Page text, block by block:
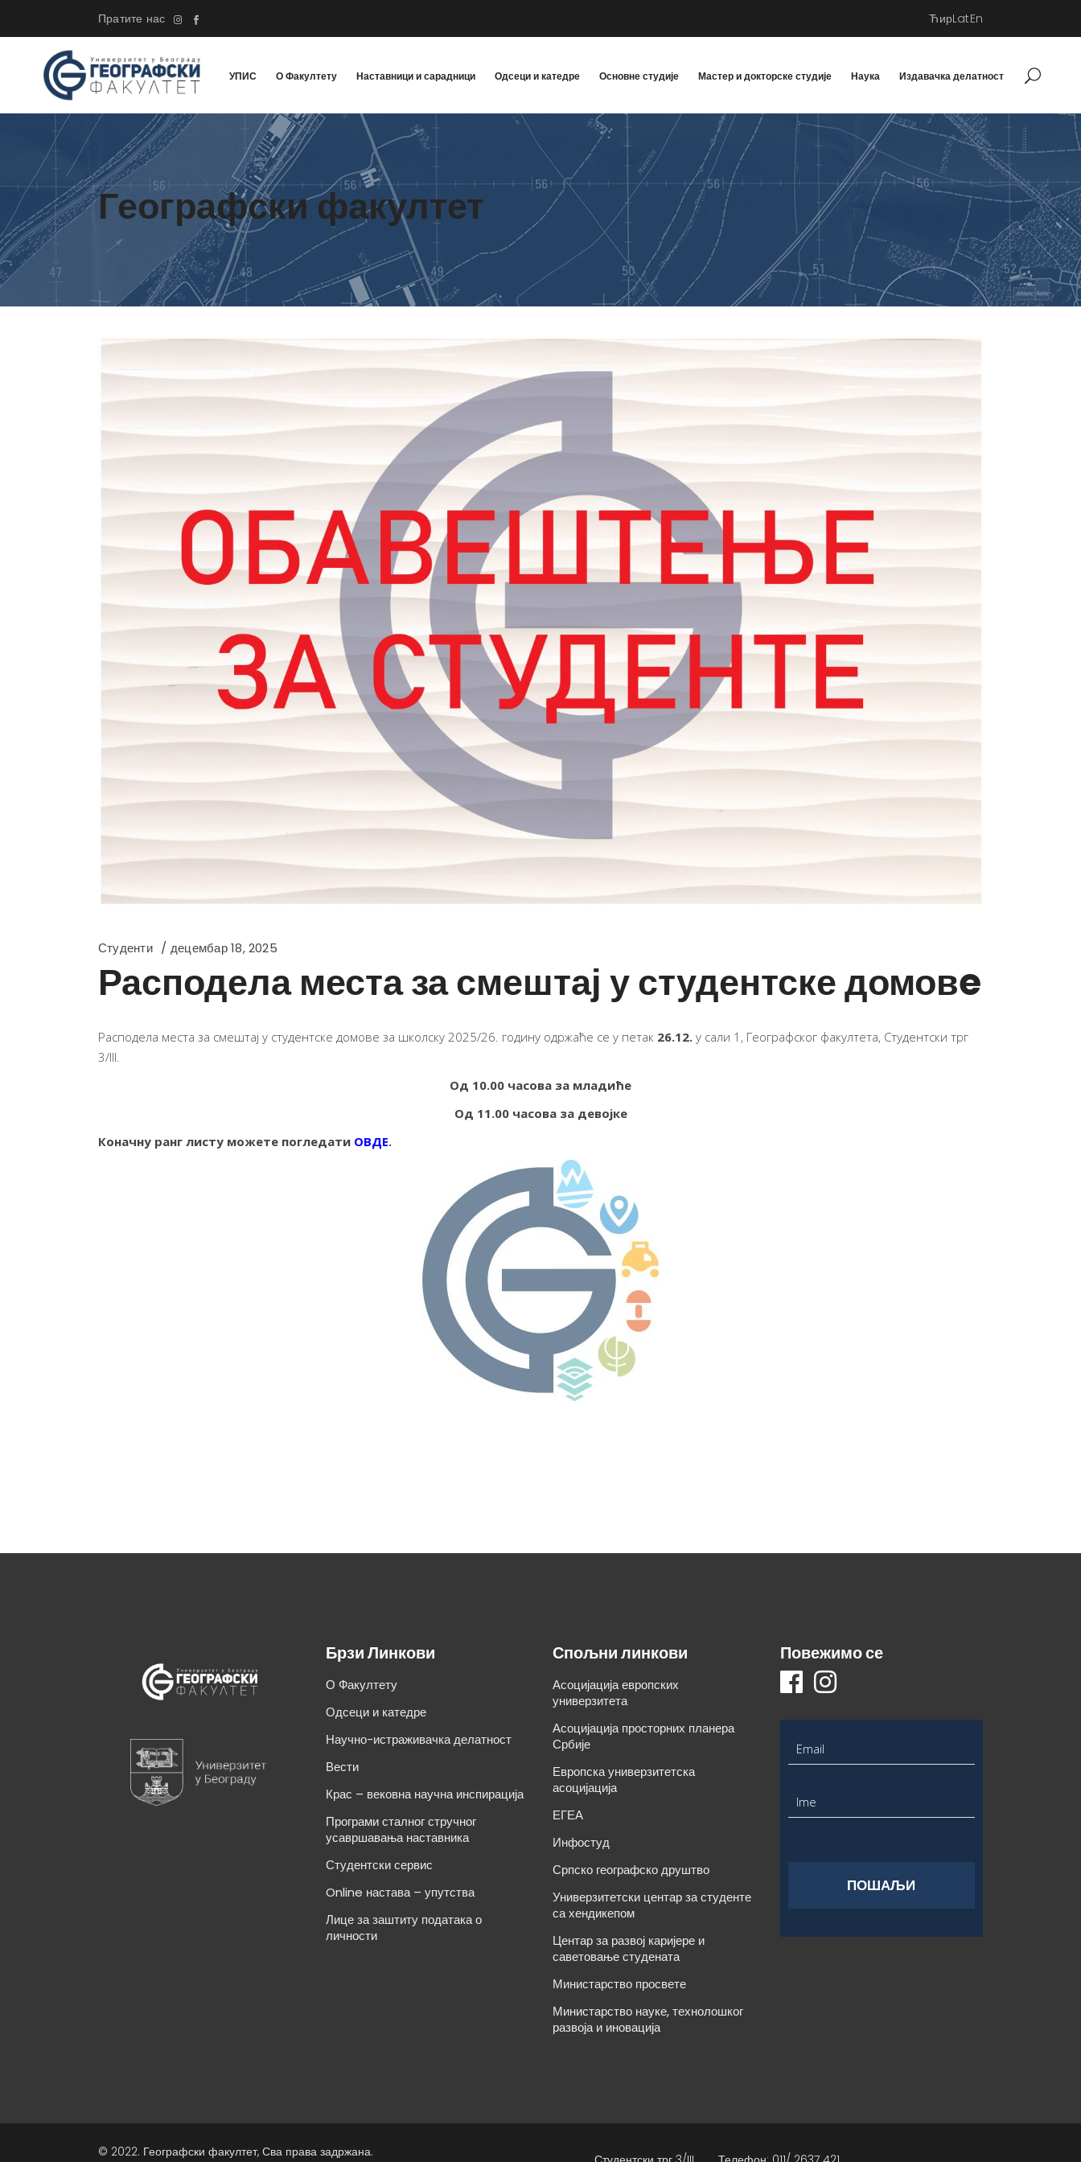
Пратите нас ЋирLatEn
УПИС О Факултету Наставници и сарадници Одсеци и катедре Основне студије Мастер и докторске студије Наука Издавачка делатност
Географски факултет
Студенти децембар 18, 2025
Расподела места за смештај у студентске домовe
Расподела места за смештај у студентске домовe за школску 2025/26. годину одржаће се у петак 26.12. у сали 1, Географског факултета, Студентски трг
3/III.
Од 10.00 часова за младиће
Од 11.00 часова за девојке
Коначну ранг листу можете погледати ОВДЕ.
Брзи Линкови
О Факултету
Одсеци и катедре
Научно-истраживачка делатност
Вести
Крас – вековна научна инспирација
Програми сталног стручног
усавршавања наставника
Студентски сервис
Online настава – упутства
Лице за заштиту података о
личности
Спољни линкови
Асоцијација европских
универзитета
Асоцијација просторних планера
Србије
Европска универзитетска
асоцијација
ЕГЕА
Инфостуд
Српско географско друштво
Универзитетски центар за студенте
са хендикепом
Центар за развој каријере и
саветовање студената
Министарство просвете
Министарство науке, технолошког
развоја и иновација
Повежимо се
© 2022. Географски факултет, Сва права задржана.